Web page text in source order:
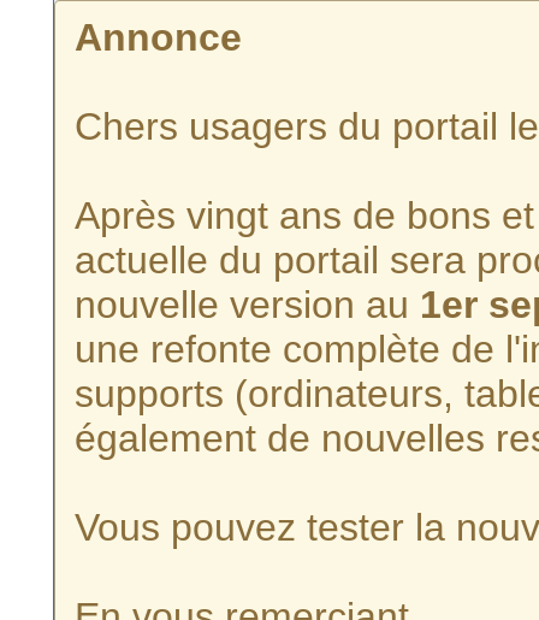
Annonce
Chers usagers du portail
Après vingt ans de bons
actuelle du portail sera
nouvelle version au 1er
une refonte complète de
supports (ordinateurs,
également de nouvelles
Vous pouvez tester la